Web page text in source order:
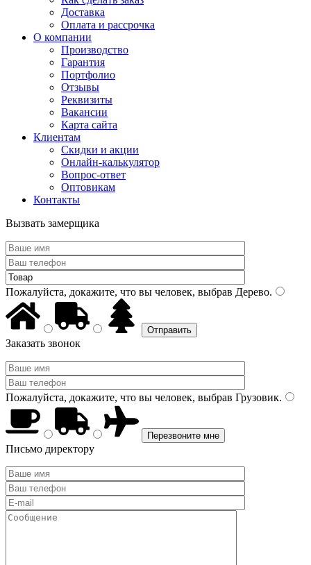
Доставка
Оплата и рассрочка
О компании
Производство
Гарантия
Портфолио
Отзывы
Реквизиты
Вакансии
Карта сайта
Клиентам
Скидки и акции
Онлайн-калькулятор
Вопрос-ответ
Оптовикам
Контакты
Вызвать замерщика
Пожалуйста, докажите, что вы человек, выбрав Дерево.
Заказать звонок
Пожалуйста, докажите, что вы человек, выбрав Грузовик.
Письмо директору